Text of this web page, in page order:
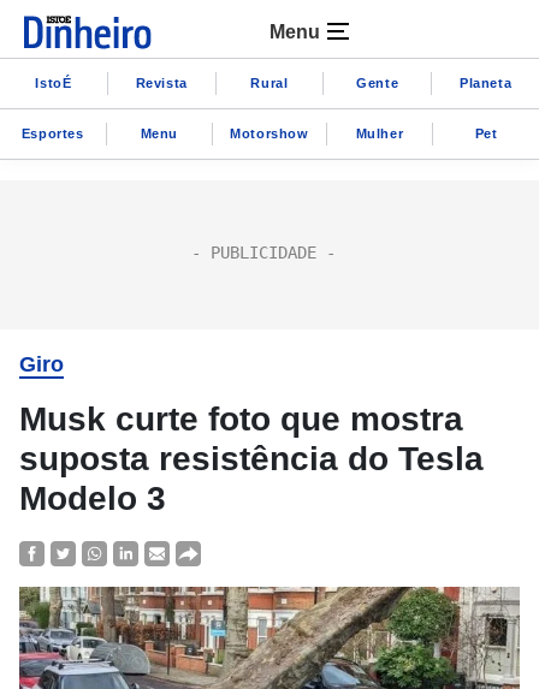
Menu
IstoÉ Revista Rural Gente Planeta
Esportes Menu Motorshow Mulher Pet
Giro
Musk curte foto que mostra
suposta resistência do Tesla
Modelo 3